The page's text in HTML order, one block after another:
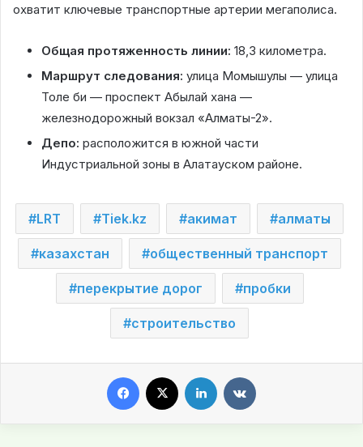
охватит ключевые транспортные артерии мегаполиса.
Общая протяженность линии: 18,3 километра.
Маршрут следования: улица Момышулы — улица
Толе би — проспект Абылай хана —
железнодорожный вокзал «Алматы-2».
Депо: расположится в южной части
Индустриальной зоны в Алатауском районе.
LRT Tiek.kz акимат алматы
казахстан общественный транспорт
перекрытие дорог пробки
строительство